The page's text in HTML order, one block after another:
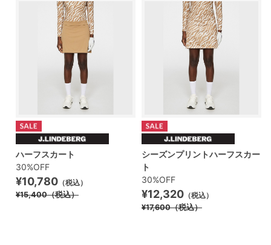
ハーフスカート
30%OFF
¥10,780 （税込）
¥15,400（税込）
シーズンプリントハーフスカー
ト
30%OFF
¥12,320 （税込）
¥17,600（税込）